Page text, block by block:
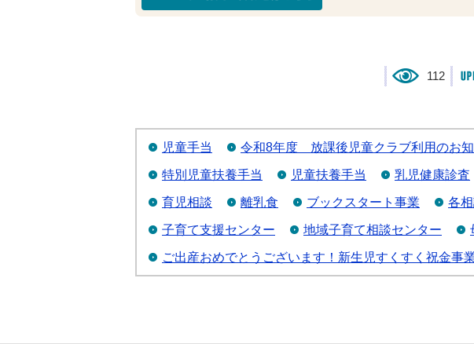
112
児童手当 令和8年度 放課後児童クラブ利用のお
特別児童扶養手当 児童扶養手当 乳児健康診査
育児相談 離乳食 ブックスタート事業 各
子育て支援センター 地域子育て相談センター
ご出産おめでとうございます！新生児すくすく祝金事